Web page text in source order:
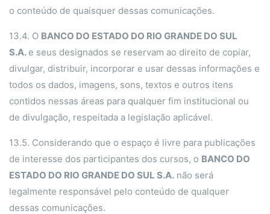
o conteúdo de quaisquer dessas comunicações.
13.4. O BANCO DO ESTADO DO RIO GRANDE DO SUL
S.A. e seus designados se reservam ao direito de copiar,
divulgar, distribuir, incorporar e usar dessas informações e
todos os dados, imagens, sons, textos e outros itens
contidos nessas áreas para qualquer fim institucional ou
de divulgação, respeitada a legislação aplicável.
13.5. Considerando que o espaço é livre para publicações
de interesse dos participantes dos cursos, o BANCO DO
ESTADO DO RIO GRANDE DO SUL S.A. não será
legalmente responsável pelo conteúdo de qualquer
dessas comunicações.